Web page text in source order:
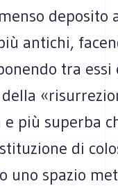
deposito
antichi,
tra essi
più superba
di
uno spazio